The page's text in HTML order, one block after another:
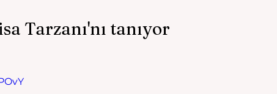
Tarzanı'nı tanıyor